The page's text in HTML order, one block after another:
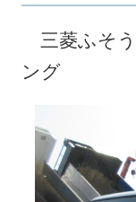
三菱ふそ
ング